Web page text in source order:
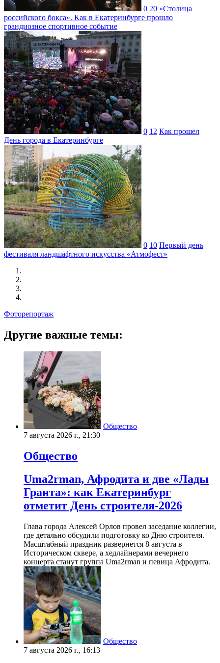
0 20 «Столица
российского бокса». Как в Екатеринбурге прошло
грандиозное спортивное событие
0 12 Как прошел
День города в Екатеринбурге
0 10 Первый день
фестиваля ландшафтного искусства «Атмофест»
Фоторепортаж
Другие важные темы:
Общество
7 августа 2026 г., 21:30
Общество
Uma2rman, Афродита и две «Лады
Гранта»: как Екатеринбург
отметит День строителя-2026
Глава города Алексей Орлов провел заседание коллегии,
где детально обсудили подготовку ко Дню строителя.
Масштабный праздник развернется 8 августа в
Историческом сквере, а хедлайнерами вечернего
концерта станут группа Uma2rman и певица Афродита.
Общество
7 августа 2026 г., 16:13